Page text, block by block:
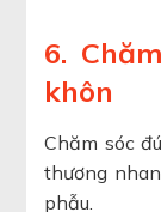
6.
khôn
Chăm sóc
thương
phẫu.